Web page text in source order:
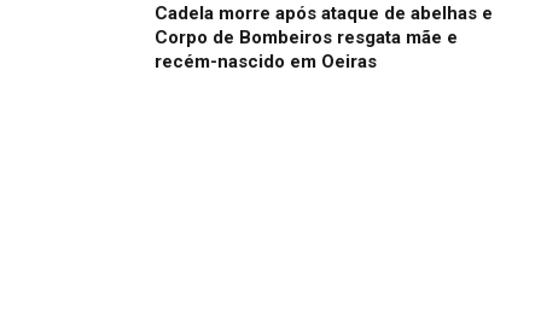
Cadela morre após ataque de abelhas e
Corpo de Bombeiros resgata mãe e
recém-nascido em Oeiras